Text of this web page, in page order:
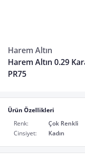
Harem Altın
Harem Altın 0.29
PR75
Ürün Özellikleri
Renk:
Çok Renkli
Cinsiyet:
Kadın